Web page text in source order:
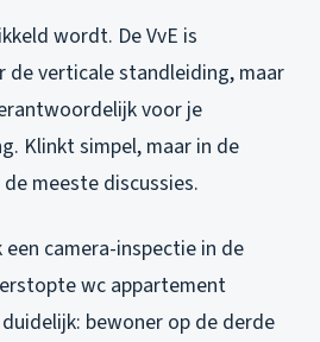
wordt. De VvE is
verticale standleiding, maar
voor je
Klinkt simpel, maar in de
meeste discussies.
camera-inspectie in de
wc appartement
bewoner op de derde